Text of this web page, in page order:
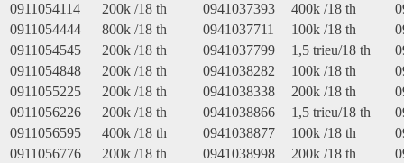
0911054114
200k /18 th 0941037393 400k /18 th
0911054444
800k /18 th 0941037711 100k /18 th
0911054545
200k /18 th 0941037799 1,5 trieu/18 th
0911054848
200k /18 th 0941038282 100k /18 th
0911055225
200k /18 th 0941038338 200k /18 th
0911056226
200k /18 th 0941038866 1,5 trieu/18 th
0911056595
400k /18 th 0941038877 100k /18 th
0911056776
200k /18 th 0941038998 200k /18 th